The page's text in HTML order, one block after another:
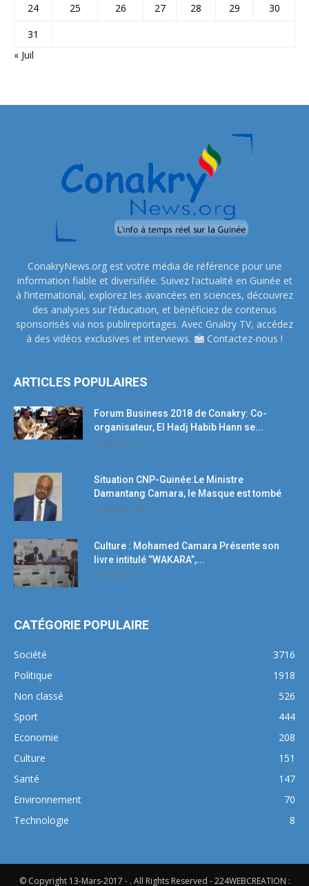
24
25 26 27 28 29
30
31
« Juil
ConakryNews.org est votre média de référence pour une
information fiable et diversifiée. Suivez l’actualité en Guinée et
à l’international, explorez les avancées en sciences, découvrez
des analyses sur l’éducation, et bénéficiez de contenus
sponsorisés via nos publireportages. Avec Gnakry TV, accédez
à des vidéos exclusives et interviews.
Contactez-nous !
ARTICLES POPULAIRES
Forum Business 2018 de Conakry: Co-
organisateur, El Hadj Habib Hann se...
19 avril 2018
Situation CNP-Guinée:Le Ministre
Damantang Camara, le Masque est tombé
11 octobre 2017
Culture : Mohamed Camara Présente son
livre intitulé ‘’WAKARA’’,...
5 mars 2018
CATÉGORIE POPULAIRE
Société
3716
Politique
1918
Non classé
526
Sport
444
Economie
208
Culture
151
Santé
147
Environnement
70
Technologie
8
© Copyright 13-Mars-2017 - . All Rights Reserved - 224WEBCREATION :